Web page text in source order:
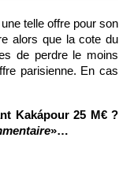
telle offre pour son
alors que la cote du
de perdre le moins
parisienne. En cas
Kakápour 25 M€ ?
»…